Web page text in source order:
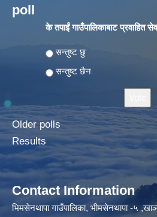
poll
के तपाईं गाउँपालिकाबाट प्रवाहित
Choices
सन्तुष्ट छु
सन्तुष्ट छैन
Older polls
Results
Contact Information
भिमसेनथापा गाउँपालिका, भीमसेनथापा -५